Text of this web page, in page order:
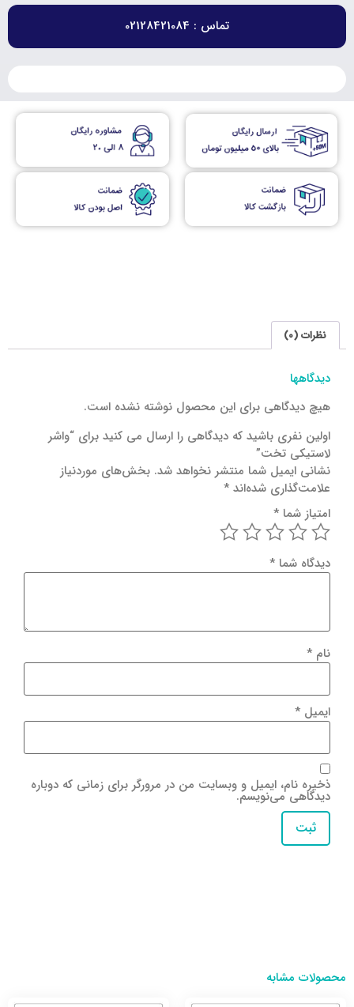
تماس : 02128421084
نظرات (0)
دیدگاهها
هیچ دیدگاهی برای این محصول نوشته نشده است.
اولین نفری باشید که دیدگاهی را ارسال می کنید برای “واشر
لاستیکی تخت”
نشانی ایمیل شما منتشر نخواهد شد. بخش‌های موردنیاز
علامت‌گذاری شده‌اند *
امتیاز شما *
دیدگاه شما *
نام *
ایمیل *
ذخیره نام، ایمیل و وبسایت من در مرورگر برای زمانی که دوباره
دیدگاهی می‌نویسم.
محصولات مشابه